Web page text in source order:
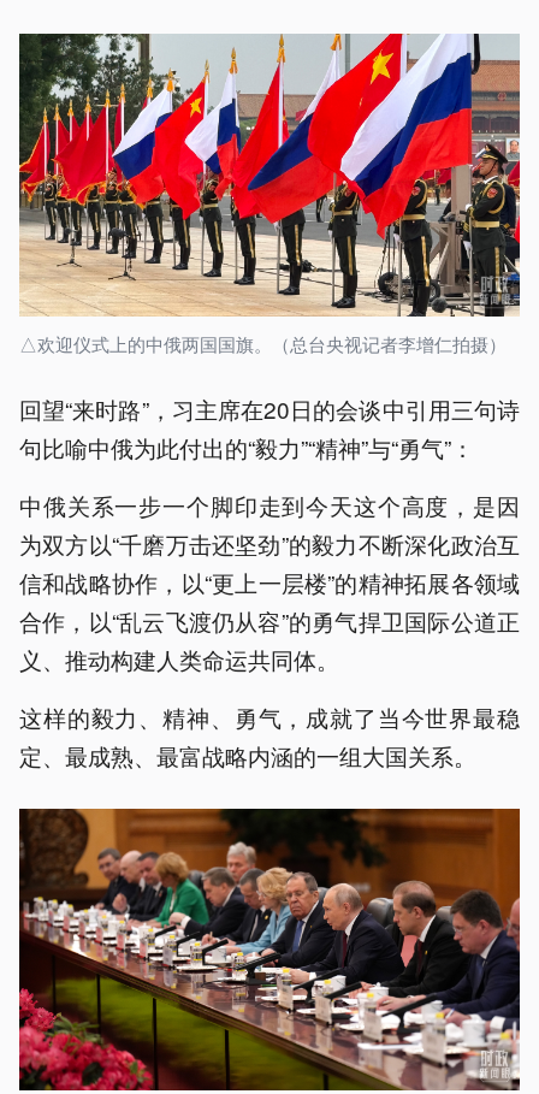
△欢迎仪式上的中俄两国国旗。（总台央视记者李增仁拍摄）
回望“来时路”，习主席在20日的会谈中引用三句诗
句比喻中俄为此付出的“毅力”“精神”与“勇气”：
中俄关系一步一个脚印走到今天这个高度，是因
为双方以“千磨万击还坚劲”的毅力不断深化政治互
信和战略协作，以“更上一层楼”的精神拓展各领域
合作，以“乱云飞渡仍从容”的勇气捍卫国际公道正
义、推动构建人类命运共同体。
这样的毅力、精神、勇气，成就了当今世界最稳
定、最成熟、最富战略内涵的一组大国关系。